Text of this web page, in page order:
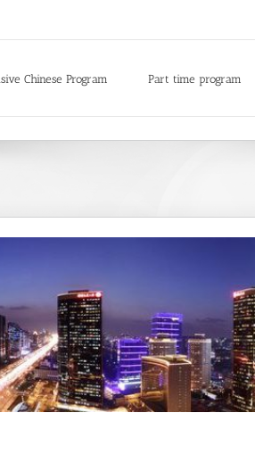
Chinese Program Part time program